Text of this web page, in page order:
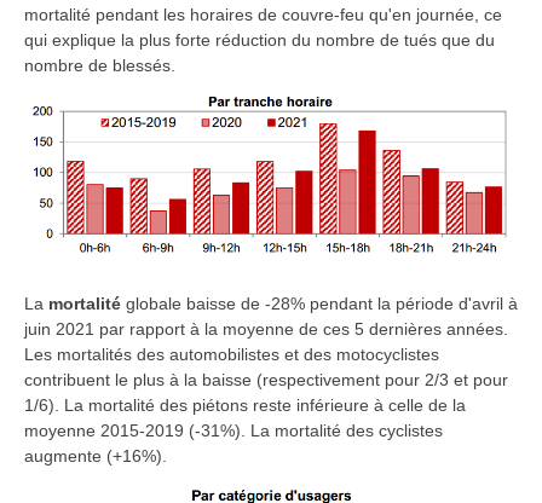
mortalité pendant les horaires de couvre-feu qu'en journée, ce
qui explique la plus forte réduction du nombre de tués que du
nombre de blessés.
La mortalité globale baisse de -28% pendant la période d'avril à
juin 2021 par rapport à la moyenne de ces 5 dernières années.
Les mortalités des automobilistes et des motocyclistes
contribuent le plus à la baisse (respectivement pour 2/3 et pour
1/6). La mortalité des piétons reste inférieure à celle de la
moyenne 2015-2019 (-31%). La mortalité des cyclistes
augmente (+16%).